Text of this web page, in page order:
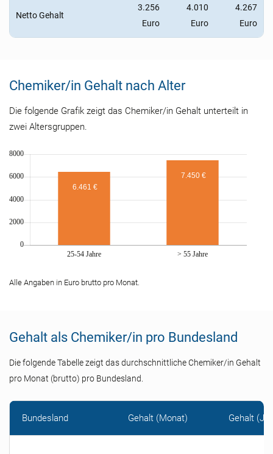
Netto Gehalt
3.256
Euro
4.010
Euro
4.267
Euro
Chemiker/in Gehalt nach Alter
Die folgende Grafik zeigt das Chemiker/in Gehalt unterteilt in
zwei Altersgruppen.
Alle Angaben in Euro brutto pro Monat.
Gehalt als Chemiker/in pro Bundesland
Die folgende Tabelle zeigt das durchschnittliche Chemiker/in Gehalt
pro Monat (brutto) pro Bundesland.
Bundesland Gehalt (Monat) Gehalt